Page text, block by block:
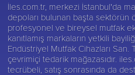
İles.com.tr, merkezi İstanbul'da
depoları bulunan başta sektörün
profesyonel ve bireysel mutfak
kanıtlamış markaların yetkili
Endüstriyel Mutfak Cihazları San.
çevrimiçi tedarik mağazasıdır.
tecrübeli, satış sonrasında da